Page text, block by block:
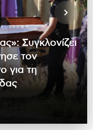
Συγκλονίζει
τον
για τη